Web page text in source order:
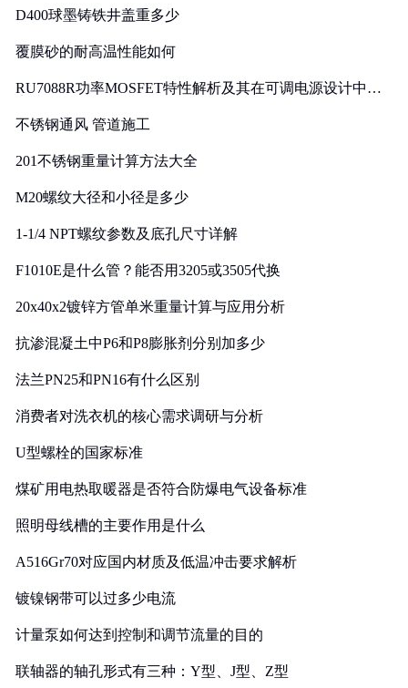
D400球墨铸铁井盖重多少
覆膜砂的耐高温性能如何
RU7088R功率MOSFET特性解析及其在可调电源设计中的
不锈钢通风 管道施工
201不锈钢重量计算方法大全
M20螺纹大径和小径是多少
1-1/4 NPT螺纹参数及底孔尺寸详解
F1010E是什么管？能否用3205或3505代换
20x40x2镀锌方管单米重量计算与应用分析
抗渗混凝土中P6和P8膨胀剂分别加多少
法兰PN25和PN16有什么区别
消费者对洗衣机的核心需求调研与分析
U型螺栓的国家标准
煤矿用电热取暖器是否符合防爆电气设备标准
照明母线槽的主要作用是什么
A516Gr70对应国内材质及低温冲击要求解析
镀镍钢带可以过多少电流
计量泵如何达到控制和调节流量的目的
联轴器的轴孔形式有三种：Y型、J型、Z型